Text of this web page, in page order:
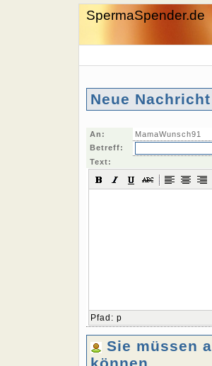
SpermaSpender.de
Neue
An:
MamaWunsch91
Betreff:
Text:
Pfad : p
Sie müssen